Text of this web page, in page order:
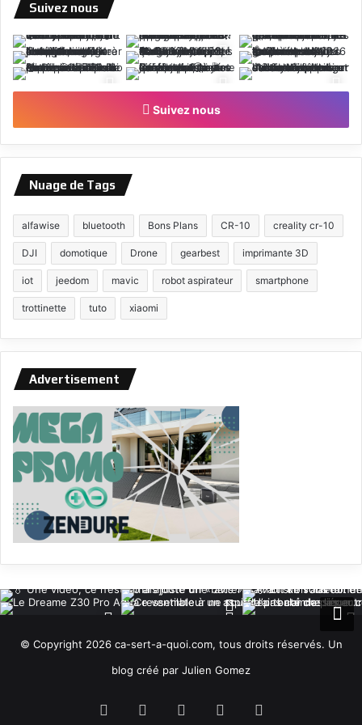
Suivez nous
Suivez nous
Nuage de Tags
alfawise bluetooth Bons Plans CR-10 creality cr-10
DJI domotique Drone gearbest imprimante 3D
iot jeedom mavic robot aspirateur smartphone
trottinette tuto xiaomi
Advertisement
© Copyright 2026 ca-sert-a-quoi.com, tous droits réservés. Un
blog créé par Julien Gomez
Facebook YouTube